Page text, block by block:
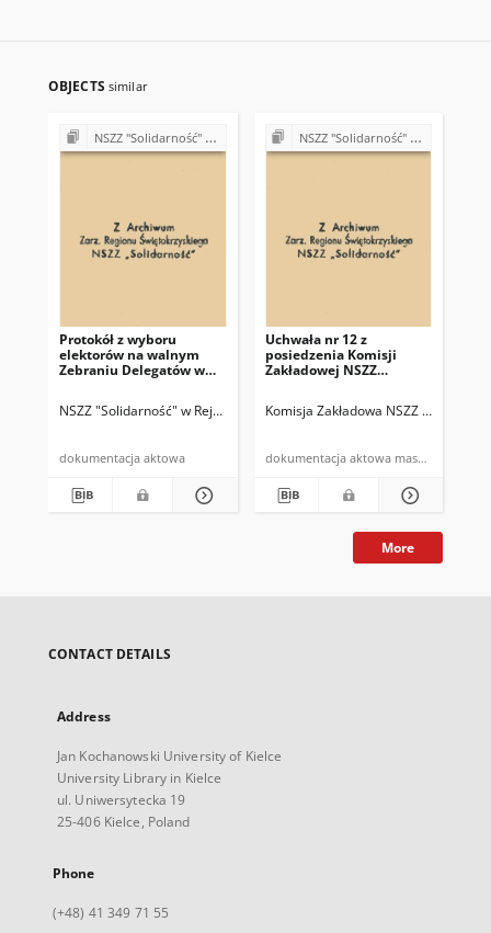
OBJECTS similar
NSZZ "Solidarność" w Rejonie Budowy Dróg w Kielcach (Komisje Oddziałowe, wybory, sprawy pracownicze)
Protokół z wyboru
elektorów na walnym
Zebraniu Delegatów w
NSZZ "Solidarność" w Rejonie Budowy Dróg w Kielcach Komisja
dokumentacja aktowa
NSZZ "Solidarność" w Rejonie Budowy Dróg w Kielcach
Uchwała nr 12 z
posiedzenia Komisji
Zakładowej NSZZ
Komisja Zakładowa NSZZ
dokumentacja aktowa maszynopis
More
CONTACT DETAILS
Address
Jan Kochanowski University of Kielce
University Library in Kielce
ul. Uniwersytecka 19
25-406 Kielce, Poland
Phone
(+48) 41 349 71 55